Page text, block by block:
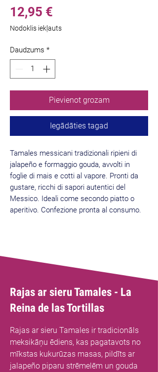
12,95 €
Nodoklis iekļauts
Daudzums *
Pievienot grozam
Iegādāties tagad
Tamales messicani tradizionali ripieni di
jalapeño e formaggio gouda, avvolti in
foglie di mais e cotti al vapore. Pronti da
gustare, ricchi di sapori autentici del
Messico. Ideali come secondo piatto o
aperitivo. Confezione pronta al consumo.
Rajas ar sieru Tamales - La
Reina de las Tortillas
Rajas ar sieru Tamales ir tradicionāls
meksikāņu ēdiens, kas pagatavots no
mīkstas kukurūzas masas, pildīts ar
jalapeño piparu strēmelēm un gouda